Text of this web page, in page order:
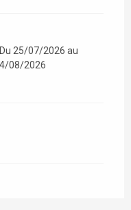
25/07/2026 au
08/2026